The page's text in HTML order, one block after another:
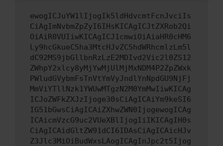
ewogICJuYW1lIjogIk5ldHdvcmtFcnJvciIs
CiAgImNvbmZpZyI6IHsKICAgICJtZXRob2Qi
OiAiR0VUIiwKICAgICJ1cmwiOiAiaHR0cHM6
Ly9hcGkueC5ha3MtcHJvZC5hdWRhcmlzLm5l
dC92MS9jbGllbnRzLzE2MDIvd2Vic2l0ZS12
ZWhpY2xlcy8yMjYwMjUlMjMxNDM4P2ZpZWxk
PWludGVybmFsTnVtYmVyJndlYnNpdGU9NjFj
MmViYTllNzk1YWUwMTgzN2M0YmMwIiwKICAg
ICJoZWFkZXJzIjoge30sCiAgICAiYm9keSI6
IG51bGwsCiAgICAiZXhwZWN0IjogewogICAg
ICAicmVzcG9uc2VUeXBlIjogIiIKICAgIH0s
CiAgICAidGltZW91dCI6IDAsCiAgICAicHJv
Z3Jlc3MiOiBudWxsLAogICAgInJpc2t5Ijog